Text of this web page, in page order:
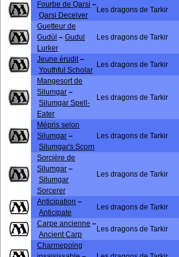
Fourbe de Qarsi –
Qarsi Deceiver
Les dragons de Tarkir
Guetteur de
Gudùl – Gudul
Lurker
Les dragons de Tarkir
Jeune érudit–
Youthful Scholar
Les dragons de Tarkir
Mangesort de
Silumgar –
Silumgar Spell-
Eater
Les dragons de Tarkir
Mépris selon
Silumgar –
Silumgar's Scorn
Les dragons de Tarkir
Sorcière de
Silumgar –
Silumgar
Sorcerer
Les dragons de Tarkir
Anticipation –
Anticipate
Les dragons de Tarkir
Carpe ancienne –
Ancient Carp
Les dragons de Tarkir
Charmepoing